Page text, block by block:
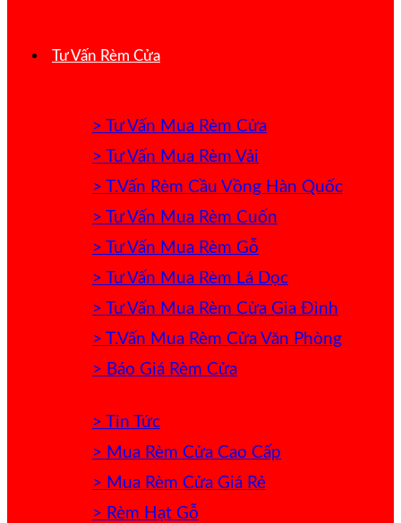
Tư Vấn Rèm Cửa
> Tư Vấn Mua Rèm Cửa
> Tư Vấn Mua Rèm Vải
> T.Vấn Rèm Cầu Vồng Hàn Quốc
> Tư Vấn Mua Rèm Cuốn
> Tư Vấn Mua Rèm Gỗ
> Tư Vấn Mua Rèm Lá Dọc
> Tư Vấn Mua Rèm Cửa Gia Đình
> T.Vấn Mua Rèm Cửa Văn Phòng
> Báo Giá Rèm Cửa
> Tin Tức
> Mua Rèm Cửa Cao Cấp
> Mua Rèm Cửa Giá Rẻ
> Rèm Hạt Gỗ